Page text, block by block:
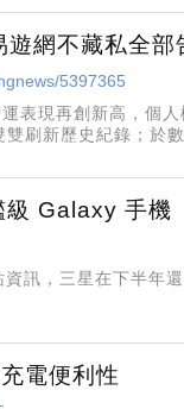
網不藏私全部
5397365
表現再創新高，個
刷新歷史紀錄；於
級 Galaxy 手機
訊，三星在下半年
電便利性